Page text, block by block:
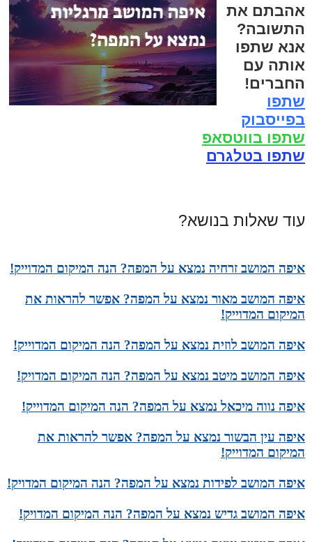
אהבתם את
התשובה?
אנא שתפו
אותה עם
החברים!
שתפו
בפייסבוק
שתפו בווטסאפ
שתפו בטלגרם
עוד שאלות בנושא?
איפה המושב זרחיה נמצא על המפה? הנה המיקום המדוייק!
איפה המושב מאור נמצא על המפה? אפשר להראות את
המיקום המדוייק!
איפה המושב לוזית נמצא על המפה? הנה המיקום המדוייק!
איפה המושב מיטב נמצא על המפה? הנה המיקום המדויק!
איפה נווה מיכאל נמצא על המפה? הנה המיקום המדוייק!
איפה עין הבשור נמצא על המפה? אפשר להראות את
המיקום המדוייק!
איפה המושב לפידות נמצא על המפה? הנה המיקום המדויק!
איפה המושב גדיש נמצא על המפה? הנה המיקום המדויק!